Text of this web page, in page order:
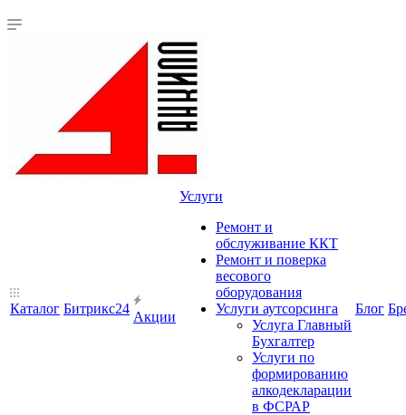
Каталог Битрикс24
Акции
Услуги
Ремонт и
обслуживание ККТ
Ремонт и поверка
весового
оборудования
Услуги аутсорсинга
Услуга Главный
Бухгалтер
Услуги по
формированию
алкодекларации
в ФСРАР
Блог